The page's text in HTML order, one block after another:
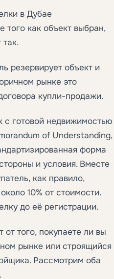
в Дубае
того как объект выбран,
резервирует объект и
рынке это
купли-продажи.
с готовой недвижимостью
of Understanding,
форма
и условия. Вместе
как правило,
10% от стоимости.
до её регистрации.
того, покупаете ли вы
рынке или строящийся
Рассмотрим оба